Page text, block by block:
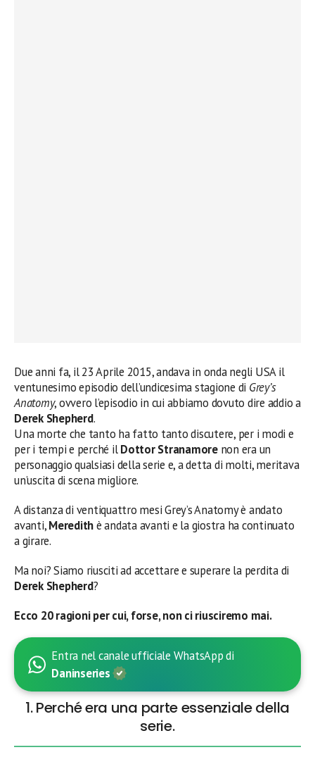
Due anni fa, il 23 Aprile 2015, andava in onda negli USA il
ventunesimo episodio dell’undicesima stagione di Grey’s
Anatomy, ovvero l’episodio in cui abbiamo dovuto dire addio a
Derek Shepherd.
Una morte che tanto ha fatto tanto discutere, per i modi e
per i tempi e perché ilDottor Stranamore non era un
personaggio qualsiasi della serie e, a detta di molti, meritava
un’uscita di scena migliore.
A distanza di ventiquattro mesi Grey’s Anatomy è andato
avanti,Meredithè andata avanti e la giostra ha continuato
a girare.
Ma noi? Siamo riusciti ad accettare e superare la perdita di
Derek Shepherd?
Ecco 20 ragioni per cui, forse, non ci riusciremo mai.
Entra nel canale ufficiale WhatsApp di
Daninseries
1. Perché era una parte essenziale della
serie.